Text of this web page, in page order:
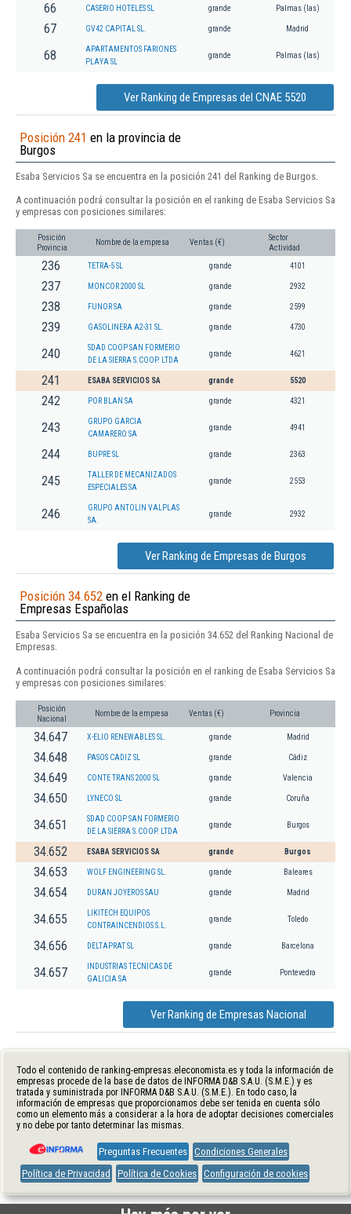
66 CASERIO HOTELES SL grande Palmas (las)
67 GV42 CAPITAL SL. grande Madrid
68
APARTAMENTOS FARIONES
PLAYA SL
grande Palmas (las)
Ver Ranking de Empresas del CNAE 5520
Posición 241 en la provincia de
Burgos
Esaba Servicios Sa se encuentra en la posición 241 del Ranking de Burgos.
A continuación podrá consultar la posición en el ranking de Esaba Servicios Sa
y empresas con posiciones similares:
Posición
Provincia
Nombre de la empresa Ventas (€)
Sector
Actividad
236 TETRA-5 SL grande 4101
237 MONCOR 2000 SL grande 2932
238 FUNOR SA grande 2599
239 GASOLINERA A2-31 SL. grande 4730
240
SDAD COOP SAN FORMERIO
DE LA SIERRA S.COOP. LTDA
grande 4621
241 ESABA SERVICIOS SA grande 5520
242 POR BLAN SA grande 4321
243
GRUPO GARCIA
CAMARERO SA
grande 4941
244 BUPRE SL grande 2363
245
TALLER DE MECANIZADOS
ESPECIALES SA
grande 2553
246
GRUPO ANTOLIN VALPLAS
SA.
grande 2932
Ver Ranking de Empresas de Burgos
Posición 34.652 en el Ranking de
Empresas Españolas
Esaba Servicios Sa se encuentra en la posición 34.652 del Ranking Nacional de
Empresas.
A continuación podrá consultar la posición en el ranking de Esaba Servicios Sa
y empresas con posiciones similares:
Posición
Nacional
Nombre de la empresa Ventas (€) Provincia
34.647 X-ELIO RENEWABLES SL. grande Madrid
34.648 PASOS CADIZ SL grande Cádiz
34.649 CONTE TRANS 2000 SL grande Valencia
34.650 LYNECO SL grande Coruña
34.651
SDAD COOP SAN FORMERIO
DE LA SIERRA S.COOP. LTDA
grande Burgos
34.652 ESABA SERVICIOS SA grande Burgos
34.653 WOLF ENGINEERING SL. grande Baleares
34.654 DURAN JOYEROS SAU grande Madrid
34.655
LIKITECH EQUIPOS
CONTRAINCENDIOS S.L.
grande Toledo
34.656 DELTAPRAT SL grande Barcelona
34.657
INDUSTRIAS TECNICAS DE
GALICIA SA
grande Pontevedra
Ver Ranking de Empresas Nacional
Todo el contenido de ranking-empresas.eleconomista.es y toda la información de
empresas procede de la base de datos de INFORMA D&B S.A.U. (S.M.E.) y es
tratada y suministrada por INFORMA D&B S.A.U. (S.M.E.). En todo caso, la
información de empresas que proporcionamos debe ser tenida en cuenta sólo
como un elemento más a considerar a la hora de adoptar decisiones comerciales
y no debe por tanto determinar las mismas.
Preguntas Frecuentes Condiciones Generales
Política de Privacidad
Política de Cookies Configuración de cookies